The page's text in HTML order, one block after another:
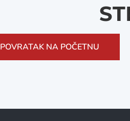
POVRATAK NA POČETNU